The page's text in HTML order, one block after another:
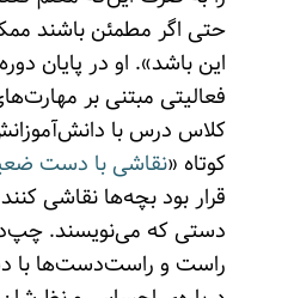
حتی اگر مطمئن باشند
این باشد». او در پایان
فعالیتی مبتنی بر
کلاس درس با
کوتاه «نقاشی با دست
قرار بود بچه‌ها نقاشی
دستی که می‌نویسند.
راست و راست‌دست‌ها